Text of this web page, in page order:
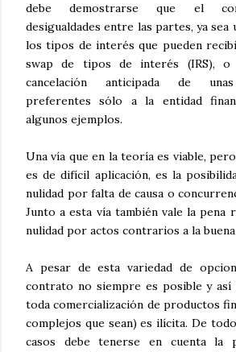
debe demostrarse que el
desigualdades entre las partes, ya sea
los tipos de interés que pueden
swap de tipos de interés (IRS), o
cancelación anticipada de
preferentes sólo a la entidad
algunos ejemplos.
Una vía que en la teoría es viable,
es de difícil aplicación, es la
nulidad por falta de causa o
Junto a esta vía también vale la pena
nulidad por actos contrarios a la
A pesar de esta variedad de
contrato no siempre es posible y así
toda comercialización de productos
complejos que sean) es ilícita. De
casos debe tenerse en cuenta la